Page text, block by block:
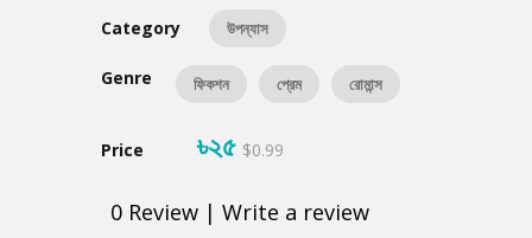
Category উপন্যাস
Genre ফিকশন প্রেম রোমান্স
Price ৳২৫ $0.99
0 Review | Write a review